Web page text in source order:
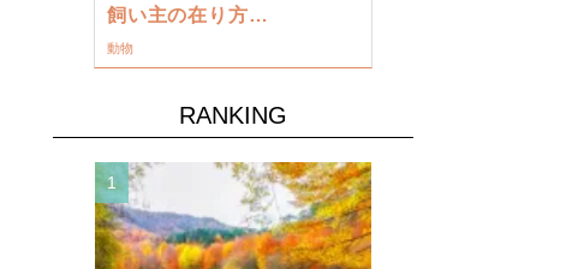
飼い主の在り方…
動物
RANKING
1